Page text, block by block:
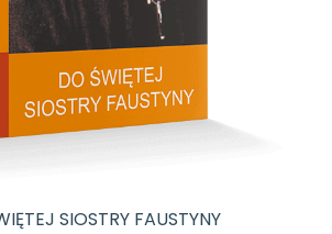
SIOSTRY FAUSTYNY